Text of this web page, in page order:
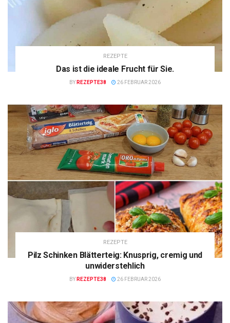
REZEPTE
Das ist die ideale Frucht für Sie.
BY REZEPTE38 26 FEBRUAR 2026
REZEPTE
Pilz Schinken Blätterteig: Knusprig, cremig und
unwiderstehlich
BY REZEPTE38 26 FEBRUAR 2026